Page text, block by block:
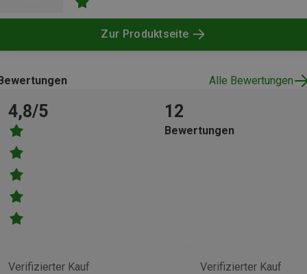
Zur Produktseite
Alle Bewertungen
4,8/5 12
Bewertungen
Verifizierter Kauf Verifizierter Kauf